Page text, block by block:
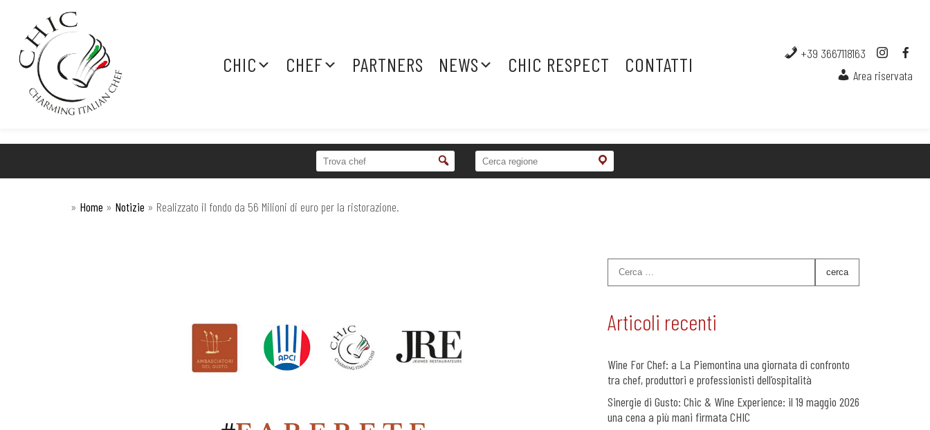
CHIC CHEF PARTNERS NEWS CHIC RESPECT CONTATTI
+39 3667118163
Area riservata
» Home » Notizie » Realizzato il fondo da 56 Milioni di euro per la ristorazione.
Articoli recenti
Wine For Chef: a La Piemontina una giornata di confronto
tra chef, produttori e professionisti dell’ospitalità
Sinergie di Gusto: Chic & Wine Experience: il 19 maggio 2026
una cena a più mani firmata CHIC